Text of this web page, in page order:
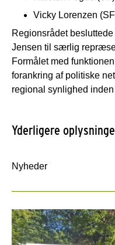
Vicky Lorenzen
Regionsrådet
Jensen til særlig
Formålet med
forankring af politiske
regional synlighed
Yderligere
Nyheder